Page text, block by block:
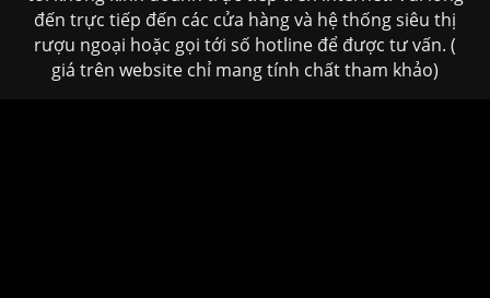
đến trực tiếp đến các cửa hàng và hệ thống siêu thị
rượu ngoại hoặc gọi tới số hotline để được tư vấn. (
giá trên website chỉ mang tính chất tham khảo)